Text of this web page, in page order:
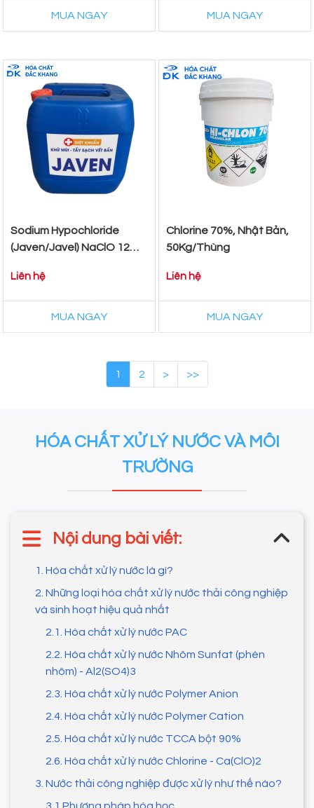
MUA NGAY MUA NGAY
Sodium Hypochloride
(Javen/Javel) NaClO 12%,
Liên hệ
MUA NGAY
Chlorine 70%, Nhật Bản,
50Kg/Thùng
Liên hệ
MUA NGAY
1 2 > >>
HÓA CHẤT XỬ LÝ NƯỚC VÀ MÔI
TRƯỜNG
Nội dung bài viết:
1. Hóa chất xử lý nước là gì?
2. Những loại hóa chất xử lý nước thải công nghiệp
và sinh hoạt hiệu quả nhất
2.1. Hóa chất xử lý nước PAC
2.2. Hóa chất xử lý nước Nhôm Sunfat (phèn
nhôm) - Al2(SO4)3
2.3. Hóa chất xử lý nước Polymer Anion
2.4. Hóa chất xử lý nước Polymer Cation
2.5. Hóa chất xử lý nước TCCA bột 90%
2.6. Hóa chất xử lý nước Chlorine - Ca(ClO)2
3. Nước thải công nghiệp được xử lý như thế nào?